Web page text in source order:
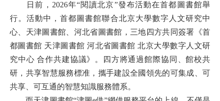
日前，2026年“閱讀北京”發布活動在首都圖書館舉
行。活動中，首都圖書館聯合北京大學數字人文研究中
心、天津圖書館、河北省圖書館，三地四方共同簽署《首
都圖書館 天津圖書館 河北省圖書館 北京大學數字人文研
究中心 合作共建協議》。四方將通過館際協同、館校共
研，共享智慧服務標准，攜手建設全國領先的可集成、可
共享、可互通的智慧知識服務體系。